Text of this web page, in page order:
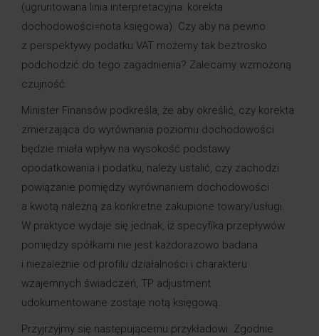
(ugruntowana linia interpretacyjna: korekta
dochodowości=nota księgowa). Czy aby na pewno
z perspektywy podatku VAT możemy tak beztrosko
podchodzić do tego zagadnienia? Zalecamy wzmożoną
czujność.
Minister Finansów podkreśla, że aby określić, czy korekta
zmierzająca do wyrównania poziomu dochodowości
będzie miała wpływ na wysokość podstawy
opodatkowania i podatku, należy ustalić, czy zachodzi
powiązanie pomiędzy wyrównaniem dochodowości
a kwotą należną za konkretne zakupione towary/usługi.
W praktyce wydaje się jednak, iż specyfika przepływów
pomiędzy spółkami nie jest każdorazowo badana
i niezależnie od profilu działalności i charakteru
wzajemnych świadczeń, TP adjustment
udokumentowane zostaje notą księgową.
Przyjrzyjmy się następującemu przykładowi. Zgodnie